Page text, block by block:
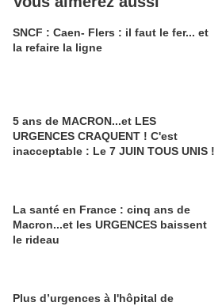
SNCF : Caen- Flers : il faut le fer... et
la refaire la ligne
5 ans de MACRON...et LES
URGENCES CRAQUENT ! C'est
inacceptable : Le 7 JUIN TOUS UNIS !
La santé en France : cinq ans de
Macron...et les URGENCES baissent
le rideau
Plus d’urgences à l'hôpital de